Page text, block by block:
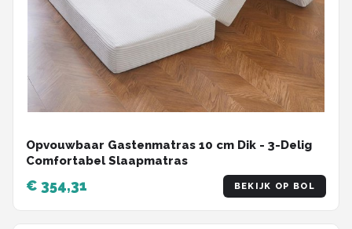
Opvouwbaar Gastenmatras 10 cm Dik - 3-Delig
Comfortabel Slaapmatras
€ 354,31 BEKIJK OP BOL